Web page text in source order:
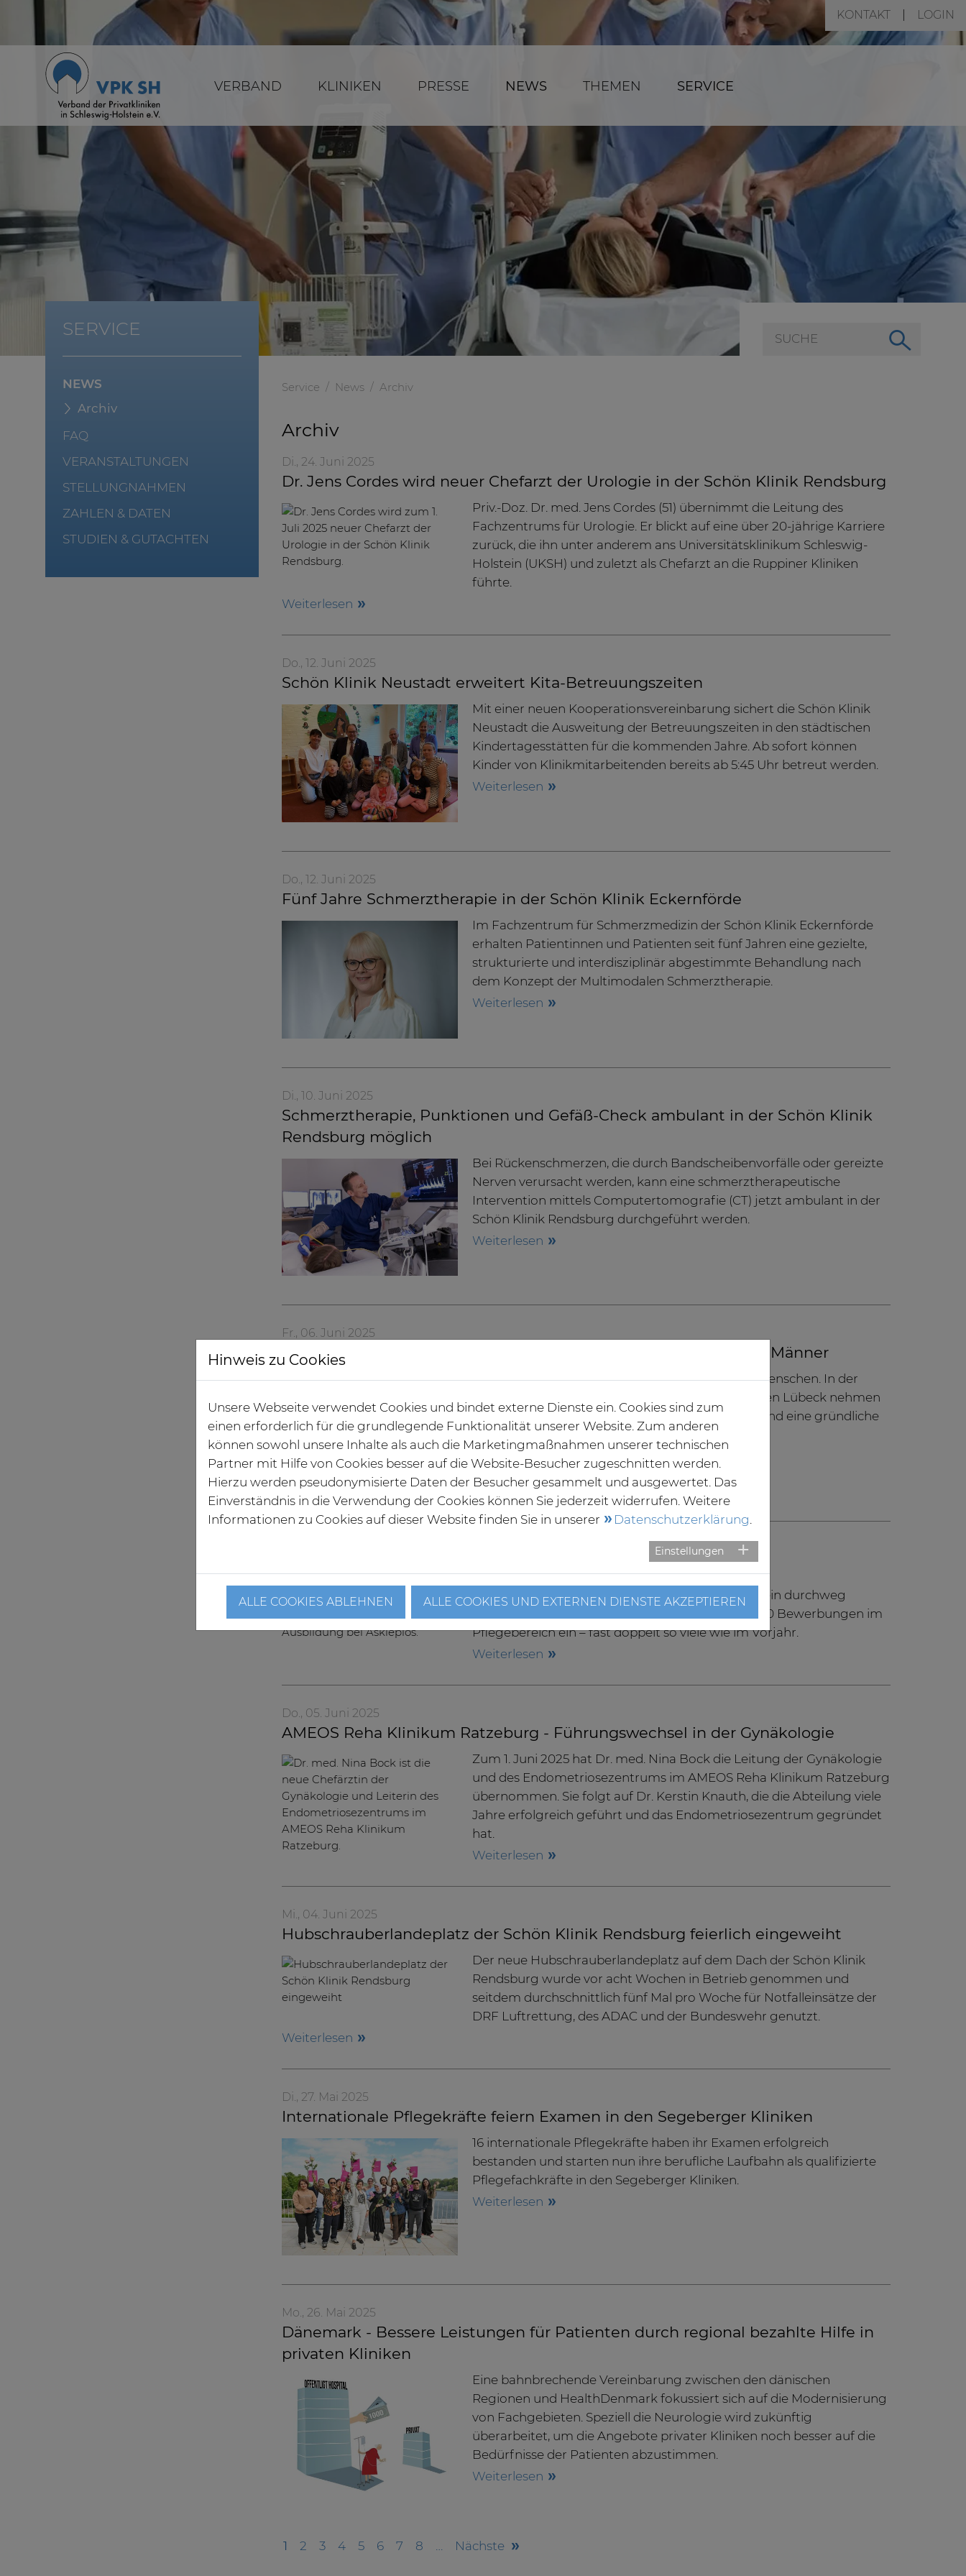
KONTAKT LOGIN
VERBAND KLINIKEN PRESSE NEWS THEMEN SERVICE
SERVICE
NEWS
Archiv
FAQ
VERANSTALTUNGEN
STELLUNGNAHMEN
ZAHLEN & DATEN
STUDIEN & GUTACHTEN
Service News Archiv
Archiv
Di., 24. Juni 2025
Dr. Jens Cordes wird neuer Chefarzt der Urologie in der Schön Klinik Rendsburg
Priv.-Doz. Dr. med. Jens Cordes (51) übernimmt die Leitung des
Fachzentrums für Urologie. Er blickt auf eine über 20-jährige Karriere
zurück, die ihn unter anderem ans Universitätsklinikum Schleswig-
Holstein (UKSH) und zuletzt als Chefarzt an die Ruppiner Kliniken
führte.
Weiterlesen
Do., 12. Juni 2025
Schön Klinik Neustadt erweitert Kita-Betreuungszeiten
Mit einer neuen Kooperationsvereinbarung sichert die Schön Klinik
Neustadt die Ausweitung der Betreuungszeiten in den städtischen
Kindertagesstätten für die kommenden Jahre. Ab sofort können
Kinder von Klinikmitarbeitenden bereits ab 5:45 Uhr betreut werden.
Weiterlesen
Do., 12. Juni 2025
Fünf Jahre Schmerztherapie in der Schön Klinik Eckernförde
Im Fachzentrum für Schmerzmedizin der Schön Klinik Eckernförde
erhalten Patientinnen und Patienten seit fünf Jahren eine gezielte,
strukturierte und interdisziplinär abgestimmte Behandlung nach
dem Konzept der Multimodalen Schmerztherapie.
Weiterlesen
Di., 10. Juni 2025
Schmerztherapie, Punktionen und Gefäß-Check ambulant in der Schön Klinik
Rendsburg möglich
Bei Rückenschmerzen, die durch Bandscheibenvorfälle oder gereizte
Nerven verursacht werden, kann eine schmerztherapeutische
Intervention mittels Computertomografie (CT) jetzt ambulant in der
Schön Klinik Rendsburg durchgeführt werden.
Weiterlesen
Fr., 06. Juni 2025
Sana Kliniken Lübeck bieten Brustsprechstunde für Frauen und Männer
Veränderungen an der Brust verunsichern viele Menschen. In der
spezialisierten Brustsprechstunde der Sana Kliniken Lübeck nehmen
sich Experten Zeit – für Ihre Sorgen, Ihre Fragen und eine gründliche
medizinische Abklärung.
Weiterlesen
Bei den Hamburger Asklepios Kliniken zeigt sich ein durchweg
positives Bild: Im Jahr 2024 gingen mehr als 12.000 Bewerbungen im
Pflegebereich ein – fast doppelt so viele wie im Vorjahr.
Weiterlesen
Do., 05. Juni 2025
AMEOS Reha Klinikum Ratzeburg - Führungswechsel in der Gynäkologie
Zum 1. Juni 2025 hat Dr. med. Nina Bock die Leitung der Gynäkologie
und des Endometriosezentrums im AMEOS Reha Klinikum Ratzeburg
übernommen. Sie folgt auf Dr. Kerstin Knauth, die die Abteilung viele
Jahre erfolgreich geführt und das Endometriosezentrum gegründet
hat.
Weiterlesen
Mi., 04. Juni 2025
Hubschrauberlandeplatz der Schön Klinik Rendsburg feierlich eingeweiht
Der neue Hubschrauberlandeplatz auf dem Dach der Schön Klinik
Rendsburg wurde vor acht Wochen in Betrieb genommen und
seitdem durchschnittlich fünf Mal pro Woche für Notfalleinsätze der
DRF Luftrettung, des ADAC und der Bundeswehr genutzt.
Weiterlesen
Di., 27. Mai 2025
Internationale Pflegekräfte feiern Examen in den Segeberger Kliniken
16 internationale Pflegekräfte haben ihr Examen erfolgreich
bestanden und starten nun ihre berufliche Laufbahn als qualifizierte
Pflegefachkräfte in den Segeberger Kliniken.
Weiterlesen
Mo., 26. Mai 2025
Dänemark - Bessere Leistungen für Patienten durch regional bezahlte Hilfe in
privaten Kliniken
Eine bahnbrechende Vereinbarung zwischen den dänischen
Regionen und HealthDenmark fokussiert sich auf die Modernisierung
von Fachgebieten. Speziell die Neurologie wird zukünftig
überarbeitet, um die Angebote privater Kliniken noch besser auf die
Bedürfnisse der Patienten abzustimmen.
Weiterlesen
1 2 3 4 5 6 7 8 nächste
Hinweis zu Cookies
Unsere Webseite verwendet Cookies und bindet externe Dienste ein. Cookies sind zum
einen erforderlich für die grundlegende Funktionalität unserer Website. Zum anderen
können sowohl unsere Inhalte als auch die Marketingmaßnahmen unserer technischen
Partner mit Hilfe von Cookies besser auf die Website-Besucher zugeschnitten werden.
Hierzu werden pseudonymisierte Daten der Besucher gesammelt und ausgewertet. Das
Einverständnis in die Verwendung der Cookies können Sie jederzeit widerrufen. Weitere
Informationen zu Cookies auf dieser Website finden Sie in unserer
Datenschutzerklärung
Einstellungen
ALLE COOKIES ABLEHNEN ALLE COOKIES UND EXTERNEN DIENSTE AKZEPTIEREN